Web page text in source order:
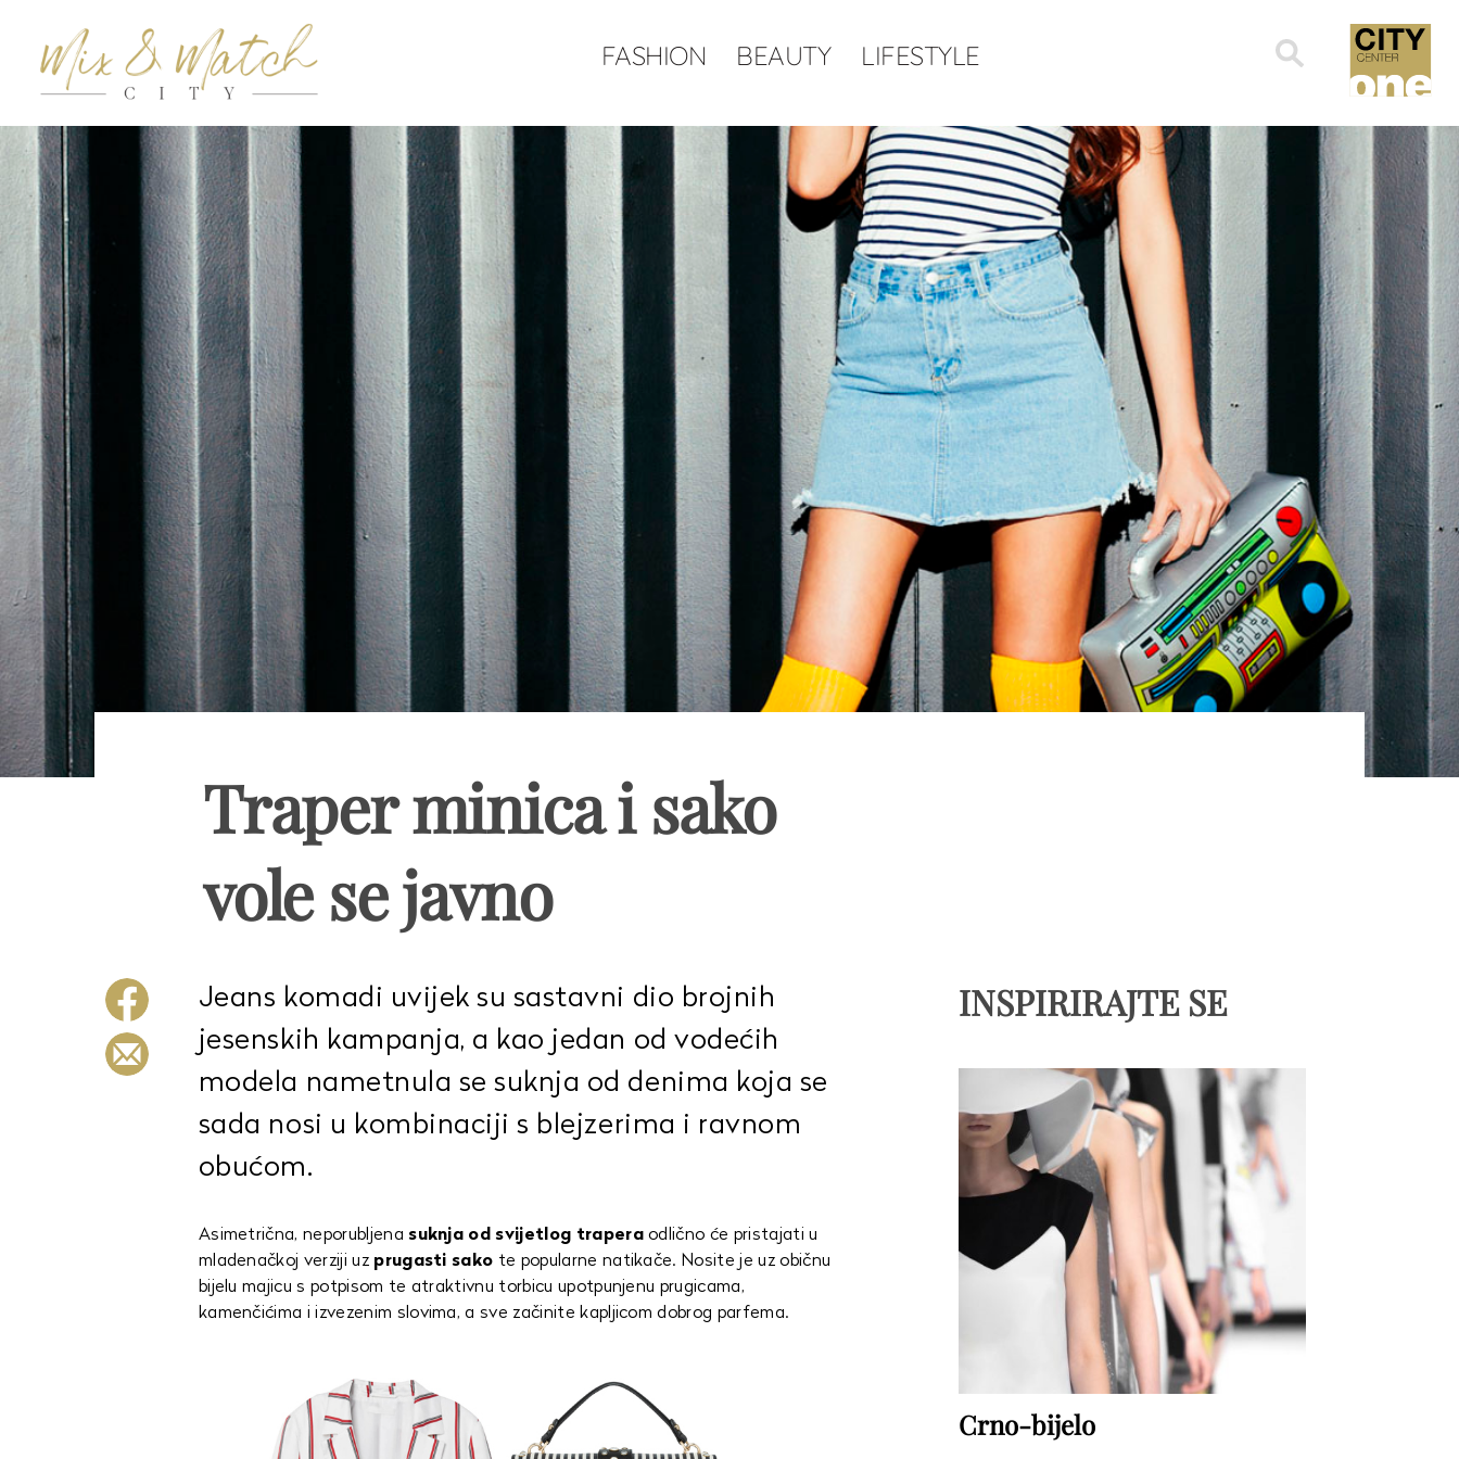
Search
for:
FASHION BEAUTY LIFESTYLE
Traper minica i sako
vole se javno
Jeans komadi uvijek su sastavni dio brojnih
jesenskih kampanja, a kao jedan od vodećih
modela nametnula se suknja od denima koja se
sada nosi u kombinaciji s blejzerima i ravnom
obućom.
Asimetrična, neporubljena suknja od svijetlog traperaodlično će pristajati u
mladenačkoj verziji uz prugasti sako te popularne natikače. Nosite je uz običnu
bijelu majicu s potpisom te atraktivnu torbicu upotpunjenu prugicama,
kamenčićima i izvezenim slovima, a sve začinite kapljicom dobrog parfema.
INSPIRIRAJTE SE
Crno-bijelo